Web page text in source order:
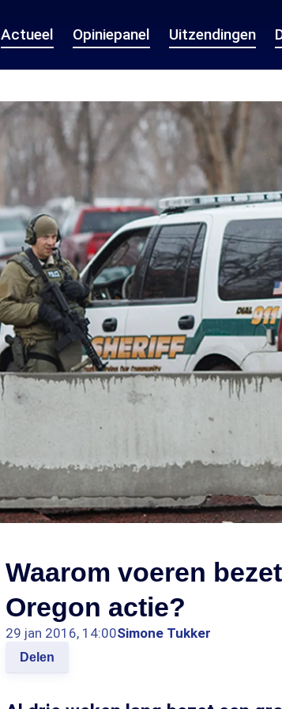
Actueel Opiniepanel Uitzendingen
Waarom voeren
Oregon actie?
29 jan 2016, 14:00Simone Tukker
Delen